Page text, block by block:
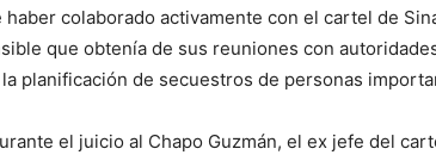
colaborado activamente con el cartel de
que obtenía de sus reuniones con
planificación de secuestros de personas
el juicio al Chapo Guzmán, el ex jefe del